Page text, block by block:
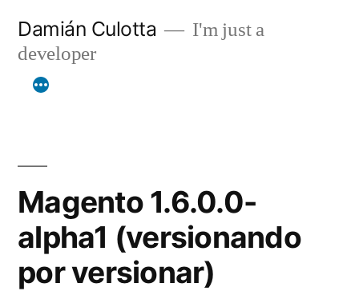
contenido
Damián Culotta
I'm just a
developer
Magento 1.6.0.0-
alpha1 (versionando
por versionar)